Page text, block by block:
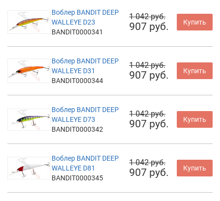
Воблер BANDIT DEEP
WALLEYE D23
BANDIT0000341
1 042 руб.
907 руб. Купить
Воблер BANDIT DEEP
WALLEYE D31
BANDIT0000344
1 042 руб.
907 руб. Купить
Воблер BANDIT DEEP
WALLEYE D73
BANDIT0000342
1 042 руб.
907 руб. Купить
Воблер BANDIT DEEP
WALLEYE D81
BANDIT0000345
1 042 руб.
907 руб. Купить